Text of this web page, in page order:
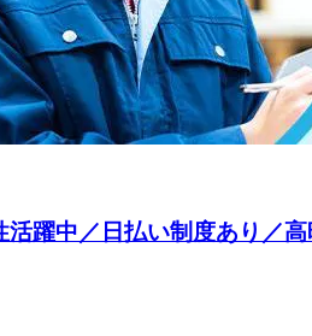
躍中／日払い制度あり／